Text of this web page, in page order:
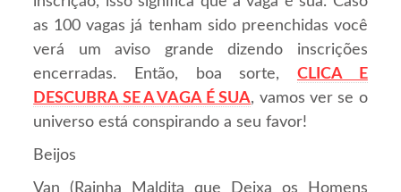
as 100 vagas já tenham sido preenchidas você
verá um aviso grande dizendo inscrições
encerradas. Então, boa sorte, CLICA E
DESCUBRA SE A VAGA É SUA, vamos ver se o
universo está conspirando a seu favor!
Beijos
Van (Rainha Maldita que Deixa os Homens